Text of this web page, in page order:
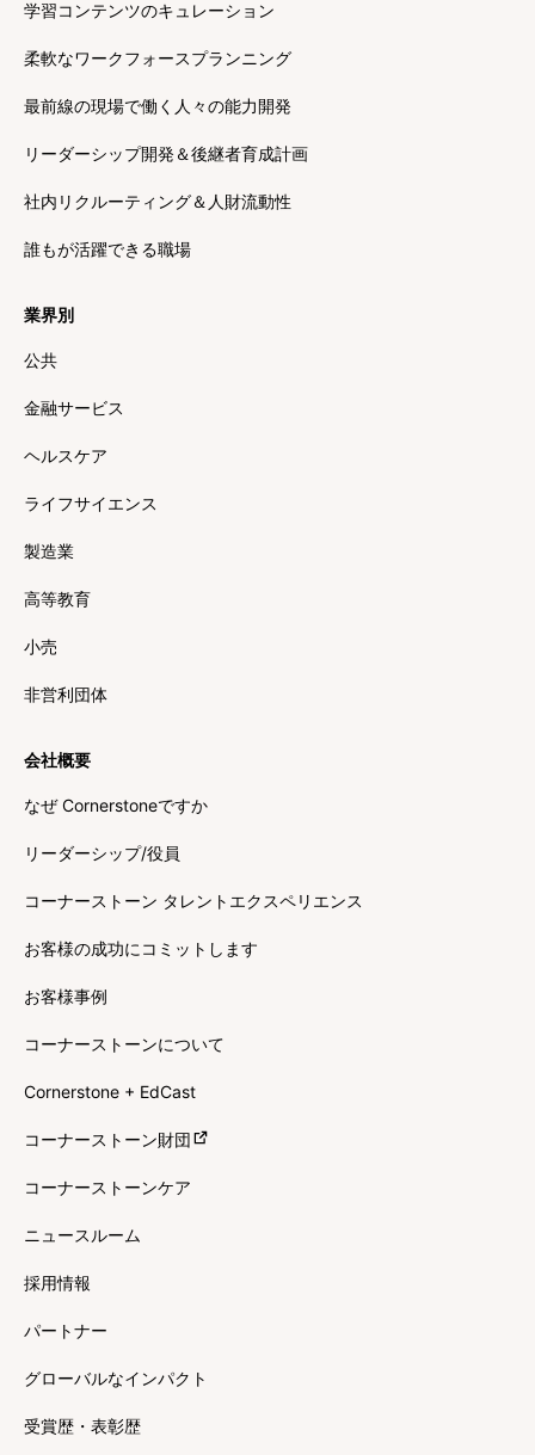
学習コンテンツのキュレーション
柔軟なワークフォースプランニング
最前線の現場で働く人々の能力開発
リーダーシップ開発＆後継者育成計画
社内リクルーティング＆人財流動性
誰もが活躍できる職場
業界別
公共
金融サービス
ヘルスケア
ライフサイエンス
製造業
高等教育
小売
非営利団体
会社概要
なぜ Cornerstoneですか
リーダーシップ/役員
コーナーストーン タレントエクスペリエンス
お客様の成功にコミットします
お客様事例
コーナーストーンについて
Cornerstone + EdCast
コーナーストーン財団
コーナーストーンケア
ニュースルーム
採用情報
パートナー
グローバルなインパクト
受賞歴・表彰歴